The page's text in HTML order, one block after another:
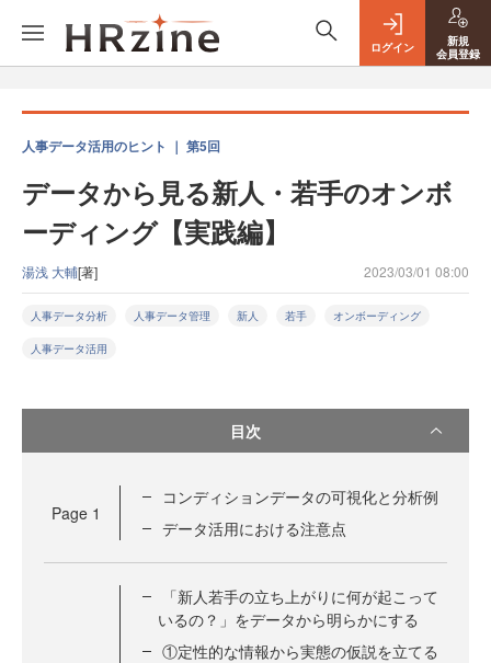
ログイン
新規
会員登録
人事データ活用のヒント ｜ 第5回
データから見る新人・若手のオンボ
ーディング【実践編】
湯浅 大輔[著] 2023/03/01 08:00
人事データ分析 人事データ管理 新人 若手 オンボーディング
人事データ活用
目次
Page 1
コンディションデータの可視化と分析例
データ活用における注意点
「新人若手の立ち上がりに何が起こって
いるの？」をデータから明らかにする
①定性的な情報から実態の仮説を立てる